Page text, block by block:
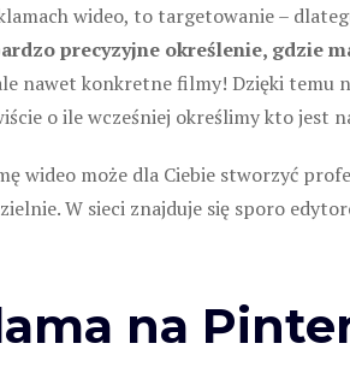
wideo, to targetowanie –
precyzyjne określenie, gdzie
nawet konkretne filmy! Dzięki temu
o ile wcześniej określimy kto jest
wideo może dla Ciebie stworzyć
W sieci znajduje się sporo
na